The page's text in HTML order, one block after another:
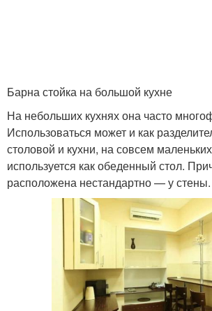
Барна стойка на большой кухне
На небольших кухнях она часто
Использоваться может и как
столовой и кухни, на совсем
используется как обеденный стол.
расположена нестандартно — у стены.